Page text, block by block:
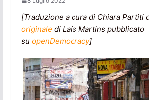
[Traduzione a cura di Chiara Partiti
originale di Laís Martins pubblicato
su openDemocracy]